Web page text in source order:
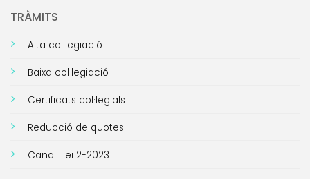
TRÀMITS
Alta col·legiació
Baixa col·legiació
Certificats col·legials
Reducció de quotes
Canal Llei 2-2023